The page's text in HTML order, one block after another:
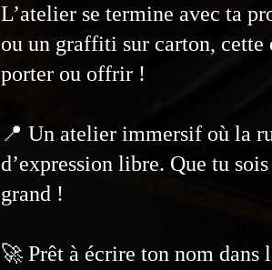
L’atelier se termine avec ta
ou un graffiti sur carton, cette
porter ou offrir !
📍 Un atelier immersif où la
d’expression libre. Que tu
grand !
🚀 Prêt à écrire ton nom dans